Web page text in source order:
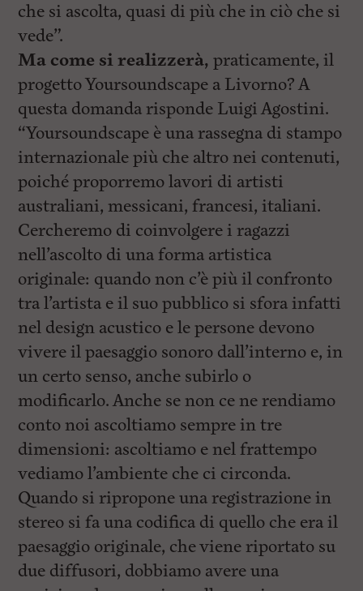
che si ascolta, quasi di più che in ciò che si
vede”.
Ma come si realizzerà, praticamente, il
progetto Yoursoundscape a Livorno? A
questa domanda risponde Luigi Agostini.
“Yoursoundscape è una rassegna di stampo
internazionale più che altro nei contenuti,
poiché proporremo lavori di artisti
australiani, messicani, francesi, italiani.
Cercheremo di coinvolgere i ragazzi
nell’ascolto di una forma artistica
originale: quando non c’è più il confronto
tra l’artista e il suo pubblico si sfora infatti
nel design acustico e le persone devono
vivere il paesaggio sonoro dall’interno e, in
un certo senso, anche subirlo o
modificarlo. Anche se non ce ne rendiamo
conto noi ascoltiamo sempre in tre
dimensioni: ascoltiamo e nel frattempo
vediamo l’ambiente che ci circonda.
Quando si ripropone una registrazione in
stereo si fa una codifica di quello che era il
paesaggio originale, che viene riportato su
due diffusori, dobbiamo avere una